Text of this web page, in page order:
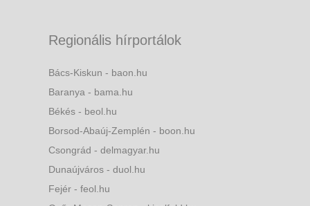
Regionális hírportálok
Bács-Kiskun - baon.hu
Baranya - bama.hu
Békés - beol.hu
Borsod-Abaúj-Zemplén - boon.hu
Csongrád - delmagyar.hu
Dunaújváros - duol.hu
Fejér - feol.hu